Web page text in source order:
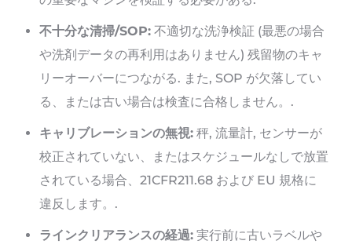
不十分な清掃/SOP: 不適切な洗浄検証 (最悪の場合
や洗剤データの再利用はありません) 残留物のキャ
リーオーバーにつながる. また, SOP が欠落してい
る、または古い場合は検査に合格しません。.
キャリブレーションの無視: 秤, 流量計, センサーが
校正されていない、またはスケジュールなしで放置
されている場合、21CFR211.68 および EU 規格に
違反します。.
ラインクリアランスの経過: 実行前に古いラベルや